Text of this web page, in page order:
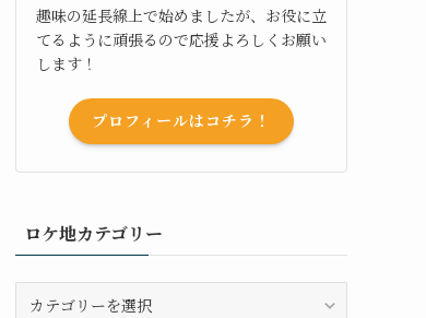
趣味の延長線上で始めましたが、お役に立
てるように頑張るので応援よろしくお願い
します！
プロフィールはコチラ！
ロケ地カテゴリー